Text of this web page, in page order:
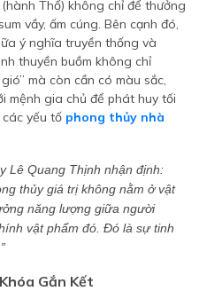
Thổ) không chỉ để thưởng
vầy, ấm cúng. Bên cạnh đó,
ý nghĩa truyền thống và
thuyền buồm không chỉ
mà còn cần có màu sắc,
mệnh gia chủ để phát huy tối
yếu tố phong thủy nhà
Lê Quang Thịnh nhận định:
thủy giá trị không nằm ở vật
năng lượng giữa người
vật phẩm đó. Đó là sự tinh
Gắn Kết